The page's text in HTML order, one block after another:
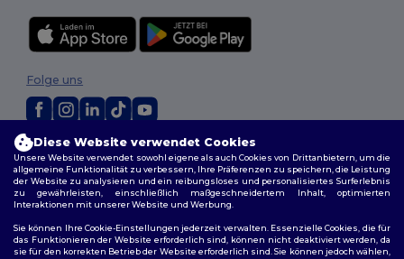
2026. Alle Rechte vorbehalten
Allgemeine Geschäftsbedingungen|Personalisierungsrichtlinien|
Datenschutzbestimmungen| Cookie-Richtlinie|Site Map
Folge uns
Diese Website verwendet Cookies
Unsere Website verwendet sowohl eigene als auch Cookies von Drittanbietern, um die
allgemeine Funktionalität zu verbessern, Ihre Präferenzen zu speichern, die Leistung
der Website zu analysieren und ein reibungsloses und personalisiertes Surferlebnis
zu gewährleisten, einschließlich maßgeschneidertem Inhalt, optimierten
Interaktionen mit unserer Website und Werbung.
Sie können Ihre Cookie-Einstellungen jederzeit verwalten. Essenzielle Cookies, die für
das Funktionieren der Website erforderlich sind, können nicht deaktiviert werden, da
sie für den korrekten Betrieb der Website erforderlich sind. Sie können jedoch wählen,